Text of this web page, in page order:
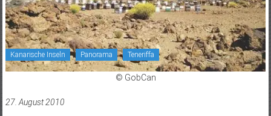
Kanarische Inseln Panorama Teneriffa
© GobCan
27. August 2010